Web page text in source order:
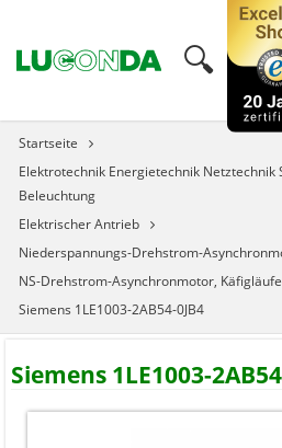
🔍︎
Startseite
Elektrotechnik Energietechnik Netztechnik
Beleuchtung
Elektrischer Antrieb
Niederspannungs-Drehstrom-
NS-Drehstrom-Asynchronmotor,
Siemens 1LE1003-2AB54-0JB4
Siemens 1LE1003-